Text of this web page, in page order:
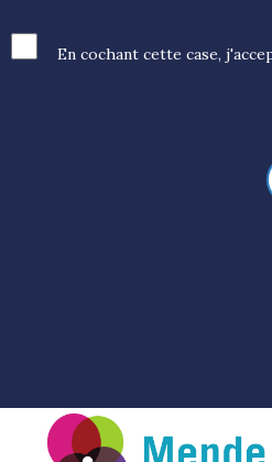
En cochant cette case,